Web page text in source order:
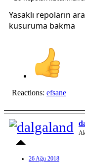
Yasaklı repoların
kusuruma bakma
Reactions: efsane
26 Ağu 2018